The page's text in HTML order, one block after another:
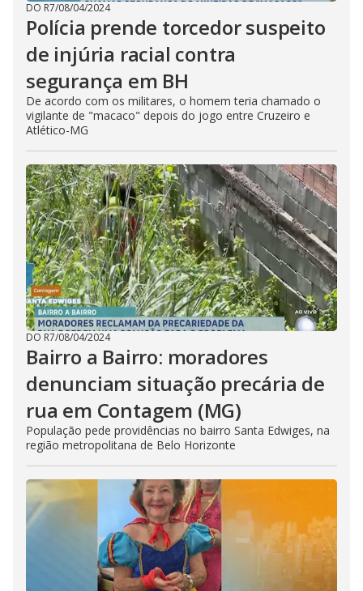
DO R7/08/04/2024
Polícia prende torcedor suspeito
de injúria racial contra
segurança em BH
De acordo com os militares, o homem teria chamado o
vigilante de "macaco" depois do jogo entre Cruzeiro e
Atlético-MG
DO R7/08/04/2024
Bairro a Bairro: moradores
denunciam situação precária de
rua em Contagem (MG)
População pede providências no bairro Santa Edwiges, na
região metropolitana de Belo Horizonte